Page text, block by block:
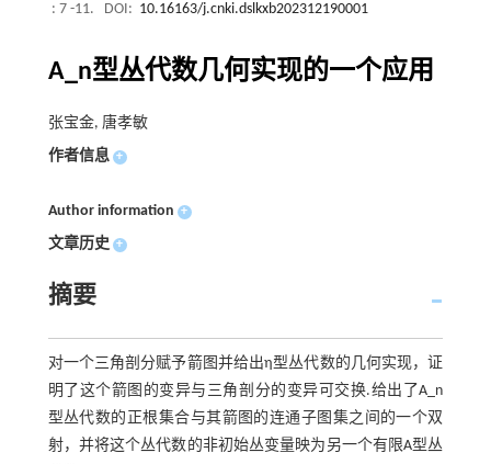
: 7 -11.
DOI: 10.16163/j.cnki.dslkxb202312190001
A_n型丛代数几何实现的一个应用
张宝金, 唐孝敏
作者信息 +
Author information +
文章历史 +
摘要
对一个三角剖分赋予箭图并给出η型丛代数的几何实现，证
明了这个箭图的变异与三角剖分的变异可交换.给出了A_n
型丛代数的正根集合与其箭图的连通子图集之间的一个双
射，并将这个丛代数的非初始丛变量映为另一个有限A型丛